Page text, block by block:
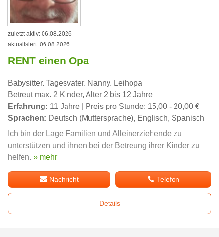
zuletzt aktiv: 06.08.2026
aktualisiert: 06.08.2026
RENT einen Opa
Babysitter, Tagesvater, Nanny, Leihopa
Betreut max. 2 Kinder, Alter 2 bis 12 Jahre
Erfahrung: 11 Jahre | Preis pro Stunde: 15,00 - 20,00 €
Sprachen: Deutsch (Muttersprache), Englisch, Spanisch
Ich bin der Lage Familien und Alleinerziehende zu
unterstützen und ihnen bei der Betreung ihrer Kinder zu
helfen. » mehr
Nachricht Telefon
Details